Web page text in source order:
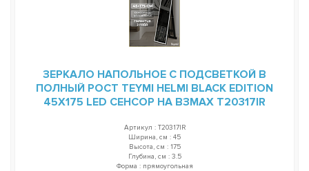
ЗЕРКАЛО НАПОЛЬНОЕ С ПОДСВЕТКОЙ В
ПОЛНЫЙ РОСТ TEYMI HELMI BLACK EDITION
45Х175 LED СЕНСОР НА ВЗМАХ T20317IR
Артикул : T20317IR
Ширина, см : 45
Высота, см : 175
Глубина, см : 3.5
Форма : прямоугольная